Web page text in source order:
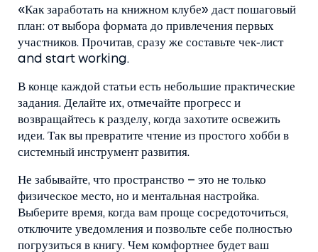
«Как заработать на книжном клубе» даст пошаговый
план: от выбора формата до привлечения первых
участников. Прочитав, сразу же составьте чек‑лист
and start working.
В конце каждой статьи есть небольшие практические
задания. Делайте их, отмечайте прогресс и
возвращайтесь к разделу, когда захотите освежить
идеи. Так вы превратите чтение из простого хобби в
системный инструмент развития.
Не забывайте, что пространство – это не только
физическое место, но и ментальная настройка.
Выберите время, когда вам проще сосредоточиться,
отключите уведомления и позвольте себе полностью
погрузиться в книгу. Чем комфортнее будет ваш